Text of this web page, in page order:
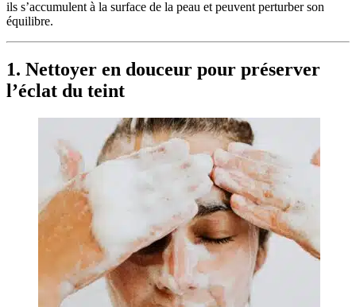
ils s’accumulent à la surface de la peau et peuvent perturber son
équilibre.
1. Nettoyer en douceur pour préserver
l’éclat du teint